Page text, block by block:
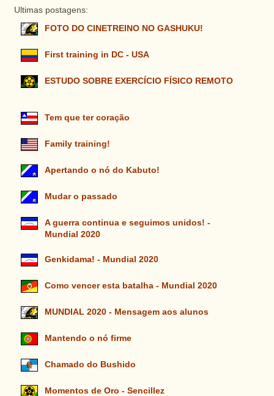
Ultimas postagens:
FOTO DO CINETREINO NO GASHUKU!
First training in DC - USA
ESTUDO SOBRE EXERCÍCIO FÍSICO REMOTO
Tem que ter coração
Family training!
Apertando o nó do Kabuto!
Mudar o passado
A guerra continua e seguimos unidos! -
Mundial 2020
Genkidama! - Mundial 2020
Como vencer esta batalha - Mundial 2020
MUNDIAL 2020 - Mensagem aos alunos
Mantendo o nó firme
Chamado do Bushido
Momentos de Oro - Sencillez